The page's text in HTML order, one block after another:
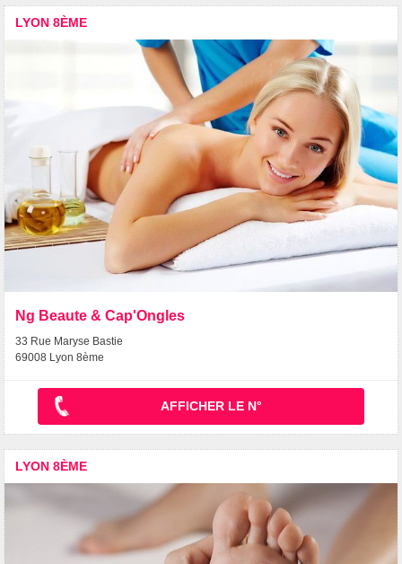
LYON 8ÈME
Ng Beaute & Cap'Ongles
33 Rue Maryse Bastie
69008 Lyon 8ème
AFFICHER LE N°
LYON 8ÈME